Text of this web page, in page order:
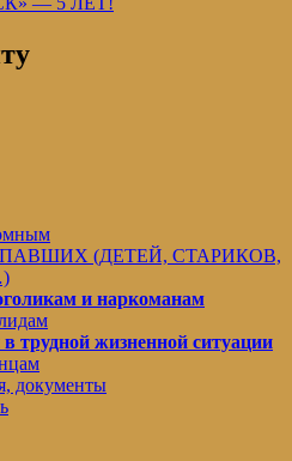
(ДЕТЕЙ, СТАРИКОВ,
и наркоманам
трудной жизненной ситуации
документы